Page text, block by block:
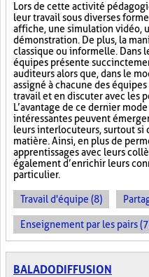
Lors de cette activité
leur travail sous diverses
affiche, une simulation vidéo,
démonstration. De plus, la
classique ou informelle. Dans
équipes présente
auditeurs alors que, dans le
assigné à chacune des
travail et en discuter avec les
L’avantage de ce dernier
intéressantes peuvent
leurs interlocuteurs, surtout si
matière. Ainsi, en plus de
apprentissages avec leurs
également d’enrichir leurs
particulier.
Travail d'équipe (8)
Enseignement par les pairs
BALADODIFFUSION